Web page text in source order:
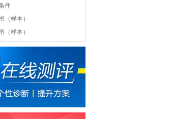
件
（样本）
（样本）